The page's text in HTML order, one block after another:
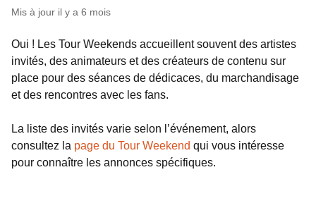
Mis à jour il y a 6 mois
Oui ! Les Tour Weekends accueillent souvent des artistes
invités, des animateurs et des créateurs de contenu sur
place pour des séances de dédicaces, du marchandisage
et des rencontres avec les fans.
La liste des invités varie selon l’événement, alors
consultez la page du Tour Weekend qui vous intéresse
pour connaître les annonces spécifiques.